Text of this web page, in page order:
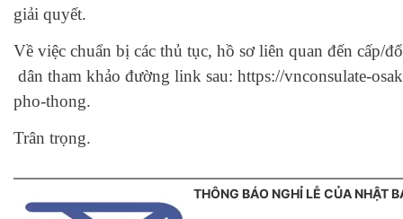
giải quyết.
Về việc chuẩn bị các thủ tục, hồ sơ liên quan đến cấp/
dân tham khảo đường link sau: https://vnconsulate-
pho-thong.
Trân trọng.
THÔNG BÁO NGHỈ LỄ CỦA NHẬT